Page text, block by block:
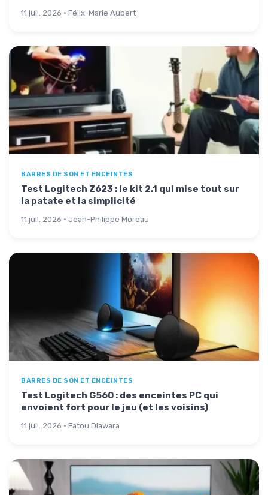
11 juil. 2026 · Félix-Marie Aubert
BARRES DE SON ET ENCEINTES
Test Logitech Z623 : le kit 2.1 qui mise tout sur
la patate et la simplicité
11 juil. 2026 · Jean-Philippe Moreau
BARRES DE SON ET ENCEINTES
Test Logitech G560 : des enceintes PC qui
envoient fort pour le jeu (et les voisins)
11 juil. 2026 · Fatou Diawara